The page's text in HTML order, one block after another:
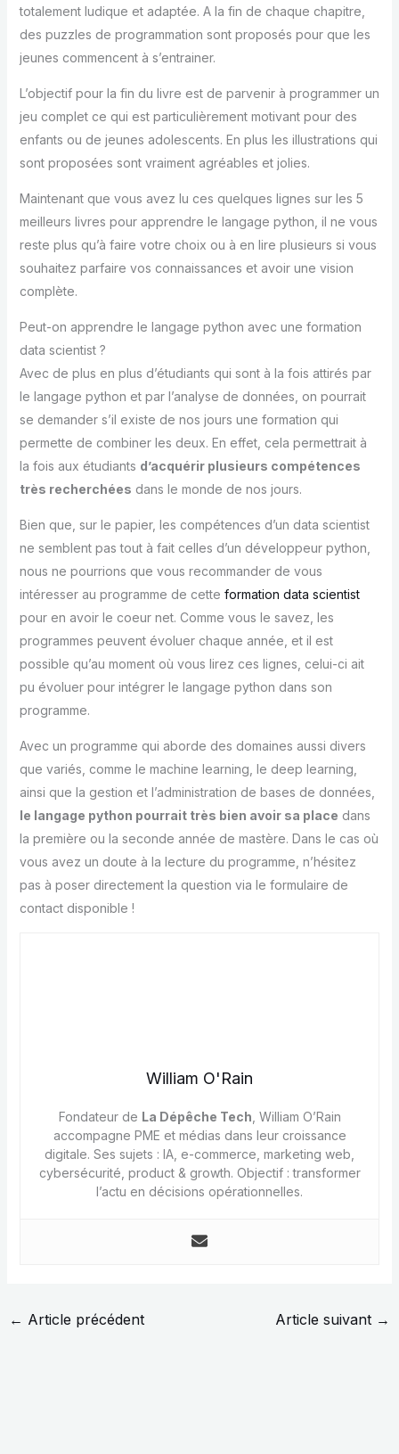
totalement ludique et adaptée. A la fin de chaque chapitre,
des puzzles de programmation sont proposés pour que les
jeunes commencent à s’entrainer.
L’objectif pour la fin du livre est de parvenir à programmer un
jeu complet ce qui est particulièrement motivant pour des
enfants ou de jeunes adolescents. En plus les illustrations qui
sont proposées sont vraiment agréables et jolies.
Maintenant que vous avez lu ces quelques lignes sur les 5
meilleurs livres pour apprendre le langage python, il ne vous
reste plus qu’à faire votre choix ou à en lire plusieurs si vous
souhaitez parfaire vos connaissances et avoir une vision
complète.
Peut-on apprendre le langage python avec une formation
data scientist ?
Avec de plus en plus d’étudiants qui sont à la fois attirés par
le langage python et par l’analyse de données, on pourrait
se demander s’il existe de nos jours une formation qui
permette de combiner les deux. En effet, cela permettrait à
la fois aux étudiants d’acquérir plusieurs compétences
très recherchées dans le monde de nos jours.
Bien que, sur le papier, les compétences d’un data scientist
ne semblent pas tout à fait celles d’un développeur python,
nous ne pourrions que vous recommander de vous
intéresser au programme de cette formation data scientist
pour en avoir le coeur net. Comme vous le savez, les
programmes peuvent évoluer chaque année, et il est
possible qu’au moment où vous lirez ces lignes, celui-ci ait
pu évoluer pour intégrer le langage python dans son
programme.
Avec un programme qui aborde des domaines aussi divers
que variés, comme le machine learning, le deep learning,
ainsi que la gestion et l’administration de bases de données,
le langage python pourrait très bien avoir sa place dans
la première ou la seconde année de mastère. Dans le cas où
vous avez un doute à la lecture du programme, n’hésitez
pas à poser directement la question via le formulaire de
contact disponible !
William O'Rain
Fondateur de La Dépêche Tech , William O’Rain
accompagne PME et médias dans leur croissance
digitale. Ses sujets : IA, e-commerce, marketing web,
cybersécurité, product & growth. Objectif : transformer
l’actu en décisions opérationnelles.
← Article précédent Article suivant →